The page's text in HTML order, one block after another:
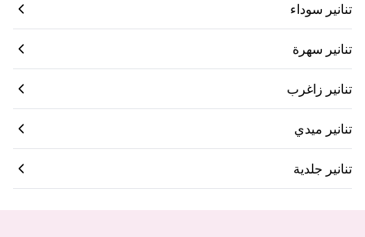
تنانير سوداء
تنانير سهرة
تنانير زاغرب
تنانير ميدي
تنانير جلدية